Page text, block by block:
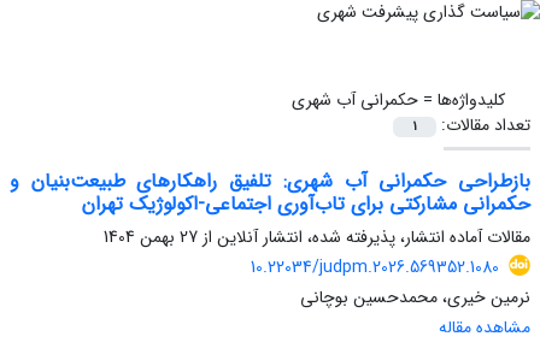
کلیدواژه‌ها =حکمرانی آب شهری
تعداد مقالات:
1
بازطراحی حکمرانی آب شهری: تلفیق راهکارهای طبیعت‌بنیان و
حکمرانی مشارکتی برای تاب‌آوری اجتماعی-اکولوژیک تهران
مقالات آماده انتشار، پذیرفته شده، انتشار آنلاین از 27 بهمن 1404
10.22034/judpm.2026.569352.1080
نرمین خیری، محمدحسین بوچانی
مشاهده مقاله